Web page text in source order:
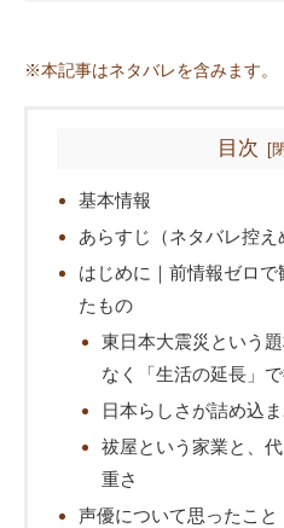
※本記事はネタバレを含みます。
目次
基本情報
あらすじ（ネタバレ控え
はじめに｜前情報ゼロ
たもの
東日本大震災という
なく「生活の延長」
日本らしさが詰め込
祓屋という家業と、
重さ
声優について思ったこと